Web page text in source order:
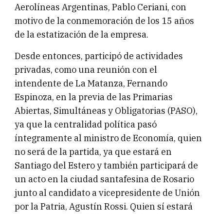
Aerolíneas Argentinas, Pablo Ceriani, con
motivo de la conmemoración de los 15 años
de la estatización de la empresa.
Desde entonces, participó de actividades
privadas, como una reunión con el
intendente de La Matanza, Fernando
Espinoza, en la previa de las Primarias
Abiertas, Simultáneas y Obligatorias (PASO),
ya que la centralidad política pasó
íntegramente al ministro de Economía, quien
no será de la partida, ya que estará en
Santiago del Estero y también participará de
un acto en la ciudad santafesina de Rosario
junto al candidato a vicepresidente de Unión
por la Patria, Agustín Rossi. Quien sí estará